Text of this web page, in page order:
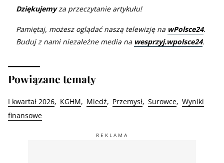
Dziękujemyza przeczytanie artykułu!
Pamiętaj, możesz oglądać naszą telewizję na wPolsce24.
Buduj z nami niezależne media na wesprzyj.wpolsce24.
Powiązane tematy
I kwartał 2026 KGHM Miedź Przemysł Surowce Wyniki
finansowe